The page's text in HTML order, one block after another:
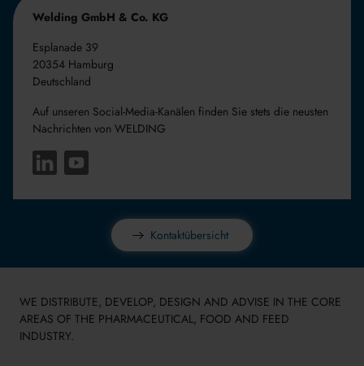
Welding GmbH & Co. KG
Esplanade 39
20354 Hamburg
Deutschland
Auf unseren Social-Media-Kanälen finden Sie stets die neusten
Nachrichten von WELDING
Kontaktübersicht
WE DISTRIBUTE, DEVELOP, DESIGN AND ADVISE IN THE CORE
AREAS OF THE PHARMACEUTICAL, FOOD AND FEED
INDUSTRY.